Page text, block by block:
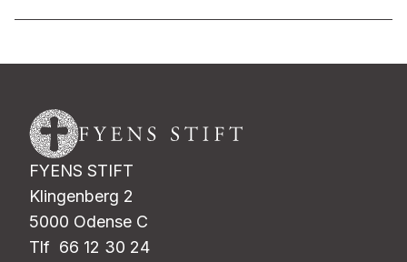
FYENS STIFT
Klingenberg 2
5000 Odense C
Tlf 66 12 30 24